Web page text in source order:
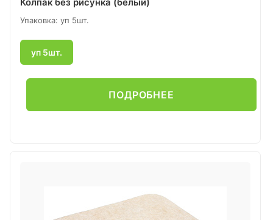
Колпак без рисунка (белый)
Упаковка: уп 5шт.
уп 5шт.
ПОДРОБНЕЕ